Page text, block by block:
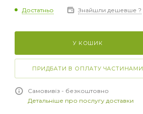
Достатньо Знайшли дешевше ?
У КОШИК
ПРИДБАТИ В ОПЛАТУ ЧАСТИНАМИ
Самовивіз - безкоштовно
Детальніше про послугу доставки